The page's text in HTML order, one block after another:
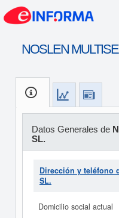
NOSLEN
Datos Generales de
SL.
Dirección y teléfono
SL.
Domicilio social actual